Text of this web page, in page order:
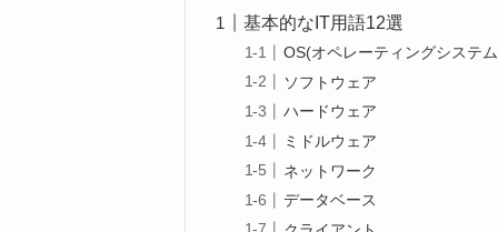
基本的なIT用語12選
OS(オペレーティングシステ
ソフトウェア
ハードウェア
ミドルウェア
ネットワーク
データベース